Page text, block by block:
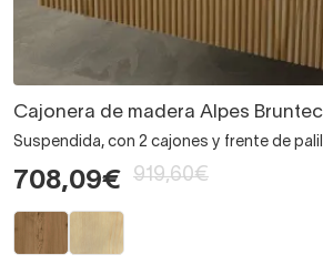
Cajonera de madera Alpes Bruntec
Suspendida, con 2 cajones y frente de
708,09€ 919,60€